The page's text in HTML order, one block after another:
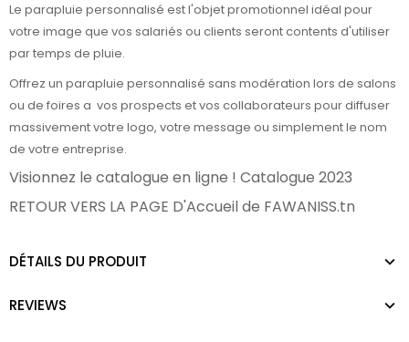
Le parapluie personnalisé est l'objet promotionnel idéal pour
votre image que vos salariés ou clients seront contents d'utiliser
par temps de pluie.
Offrez un parapluie personnalisé sans modération lors de salons
ou de foires a vos prospects et vos collaborateurs pour diffuser
massivement votre logo, votre message ou simplement le nom
de votre entreprise.
Visionnez le catalogue en ligne ! Catalogue 2023
RETOUR VERS LA PAGE D'Accueil de FAWANISS.tn
DÉTAILS DU PRODUIT
REVIEWS